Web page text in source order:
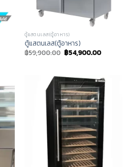
ตู้แสตนเลส(ตู้อาหาร)
ตู้แสตนเลส(ตู้อาหาร)
฿59,900.00 ฿54,900.00